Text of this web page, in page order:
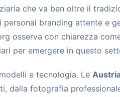
che va ben oltre il
branding attente e
osserva con chiarezza
per emergere in questo
e tecnologia. Le
dalla fotografia